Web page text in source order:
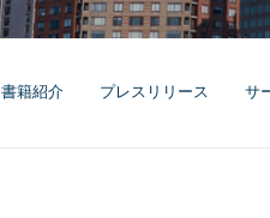
書籍紹介 プレスリリース サ